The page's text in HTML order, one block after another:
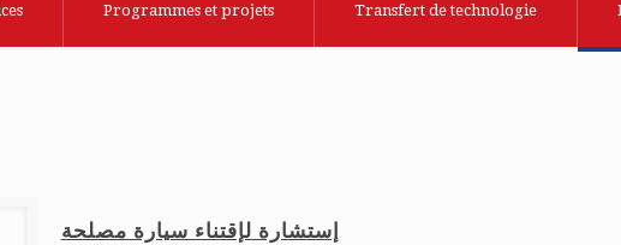
Programmes et projets Transfert de technologie
إستشارة لإقتناء سيارة مصلحة